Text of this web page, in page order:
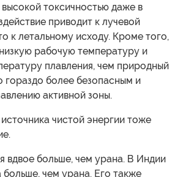
токсичностью даже в
приводит к лучевой
к летальному исходу. Кроме того,
рабочую температуру и
плавления, чем природный
гораздо более безопасным и
активной зоны.
чистой энергии тоже
вдвое больше, чем урана. В Индии
больше, чем урана. Его также